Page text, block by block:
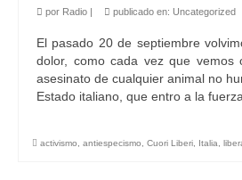
por Radio publicado en: Uncategorized
El pasado 20 de septiembre
dolor, como cada vez que vemos
asesinato de cualquier animal no
Estado italiano, que entro a la
activismo, antiespecismo, Cuori Liberi, Italia,